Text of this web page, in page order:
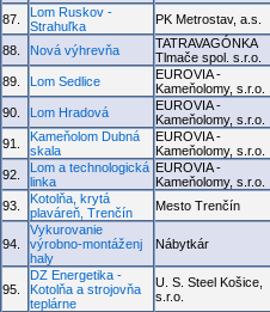
87.
Lom Ruskov -
Strahuľka
PK Metrostav, a.s.
88. Nová výhrevňa
TATRAVAGÓNKA
Tlmače spol. s.r.o.
89. Lom Sedlice
EUROVIA -
Kameňolomy, s.r.o.
90. Lom Hradová
EUROVIA -
Kameňolomy, s.r.o.
91.
Kameňolom Dubná
skala
EUROVIA -
Kameňolomy, s.r.o.
92.
Lom a technologická
linka
EUROVIA -
Kameňolomy, s.r.o.
93.
Kotolňa, krytá
plaváreň, Trenčín
Mesto Trenčín
94.
Vykurovanie
výrobno-montáženj
haly
Nábytkár
95.
DZ Energetika -
Kotolňa a strojovňa
teplárne
U. S. Steel Košice,
s.r.o.